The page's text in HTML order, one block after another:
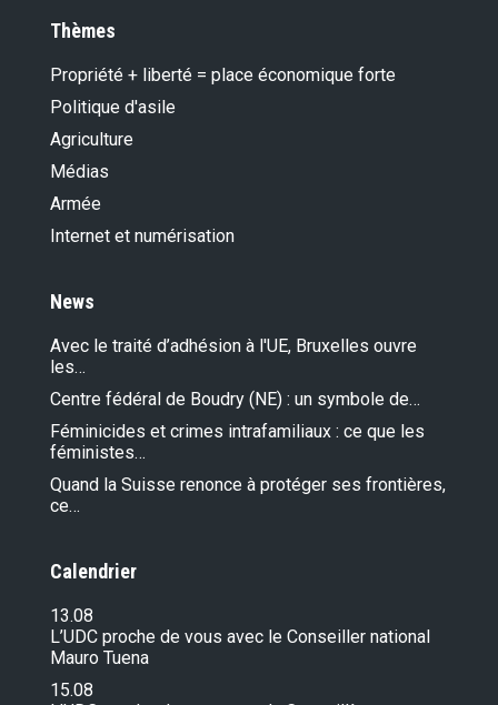
Thèmes
Propriété + liberté = place économique forte
Politique d'asile
Agriculture
Médias
Armée
Internet et numérisation
News
Avec le traité d’adhésion à l'UE, Bruxelles ouvre
les…
Centre fédéral de Boudry (NE) : un symbole de…
Féminicides et crimes intrafamiliaux : ce que les
féministes…
Quand la Suisse renonce à protéger ses frontières,
ce…
Calendrier
13.08
L’UDC proche de vous avec le Conseiller national
Mauro Tuena
15.08